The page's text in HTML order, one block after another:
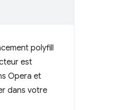
polyfill
est
Opera et
dans votre